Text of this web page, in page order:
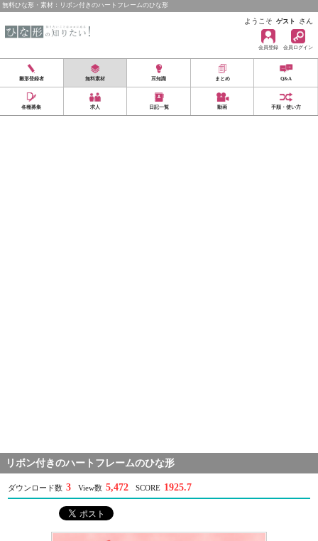
無料ひな形・素材：リボン付きのハートフレームのひな形
ようこそ ゲスト さん
会員登録 会員ログイン
雛形登録者 無料素材 豆知識 まとめ Q&A
各種募集 求人 日記一覧 動画 手順・使い方
リボン付きのハートフレームのひな形
ダウンロード数 3 View数 5,472 SCORE 1925.7